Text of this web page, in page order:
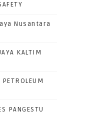
Nusantara
KALTIM
PANGESTU